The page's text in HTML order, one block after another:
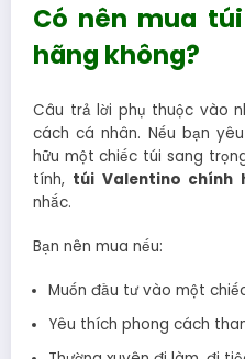
Có nên mua
hãng không?
Câu trả lời phụ thuộc vào
cách cá nhân. Nếu bạn
hữu một chiếc túi sang
tính, túi Valentino chính
nhắc.
Bạn nên mua nếu:
Muốn đầu tư vào một
Yêu thích phong cách